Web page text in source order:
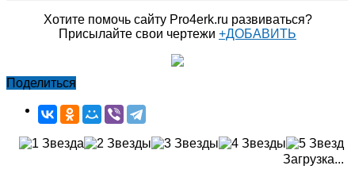
Хотите помочь сайту Pro4erk.ru развиваться?
Присылайте свои чертежи +ДОБАВИТЬ
Поделиться
Загрузка...